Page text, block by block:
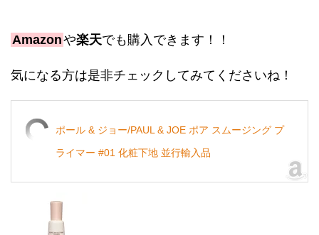
Amazonや楽天でも購入できます！！
気になる方は是非チェックしてみてくださいね！
ポール & ジョー/PAUL & JOE ポア スムージング プ
ライマー #01 化粧下地 並行輸入品